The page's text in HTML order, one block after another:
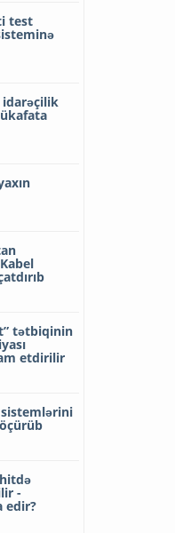
test
idarəçilik
tətbiqinin
etdirilir
-
edir?